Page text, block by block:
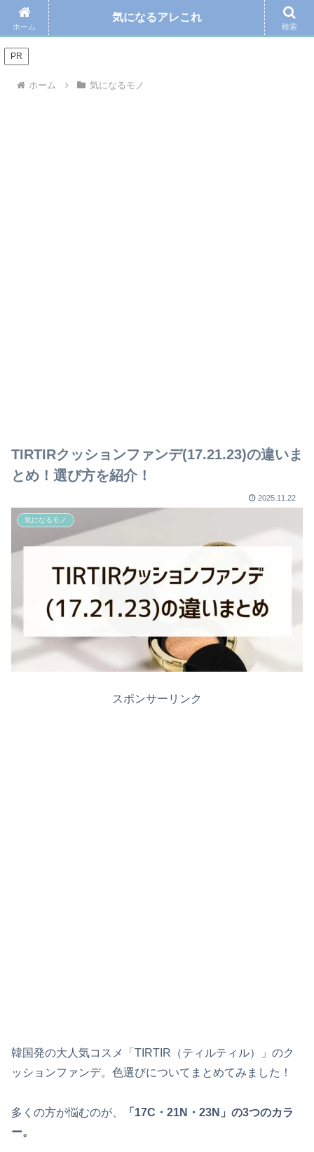
＼Amazonの毎日お得なタイムセール☆こちらから／
PR
ホーム 気になるモノ
TIRTIRクッションファンデ(17.21.23)の違いま
とめ！選び方を紹介！
2025.11.22
気になるモノ
スポンサーリンク
韓国発の大人気コスメ「TIRTIR（ティルティル）」のク
ッションファンデ。色選びについてまとめてみました！
多くの方が悩むのが、
「17C・21N・23N」の3つのカラ
ー。
ホーム
気になるアレこれ
検索